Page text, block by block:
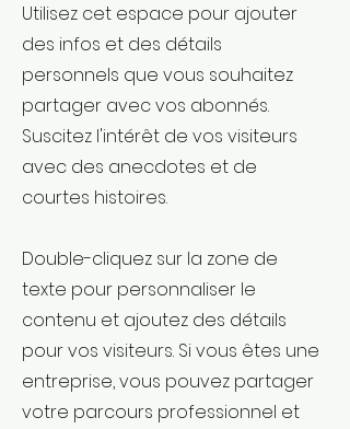
Utilisez cet espace pour ajouter
des infos et des détails
personnels que vous souhaitez
partager avec vos abonnés.
Suscitez l'intérêt de vos visiteurs
avec des anecdotes et de
courtes histoires. ​
Double-cliquez sur la zone de
texte pour personnaliser le
contenu et ajoutez des détails
pour vos visiteurs. Si vous êtes une
entreprise, vous pouvez partager
votre parcours professionnel et